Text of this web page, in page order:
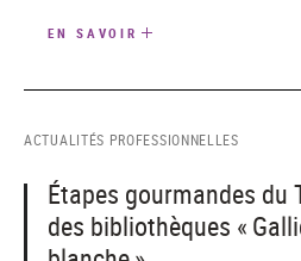
EN SAVOIR
ACTUALITÉS PROFESSIONNELLES
Étapes gourmandes du
des bibliothèques «